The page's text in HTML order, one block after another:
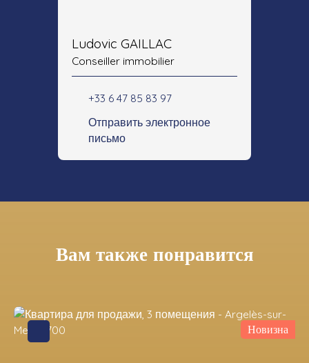
Ludovic GAILLAC
Conseiller immobilier
+33 6 47 85 83 97
Отправить электронное
письмо
Вам также понравится
Новизна